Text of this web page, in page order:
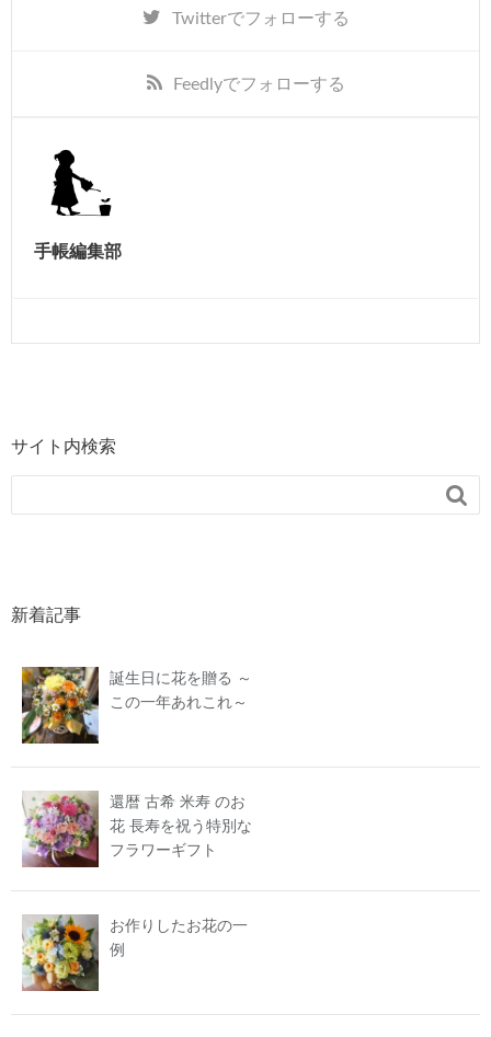
Twitterでフォローする
Feedlyでフォローする
手帳編集部
サイト内検索

新着記事
誕生日に花を贈る ～
この一年あれこれ～
還暦 古希 米寿 のお
花 長寿を祝う特別な
フラワーギフト
お作りしたお花の一
例